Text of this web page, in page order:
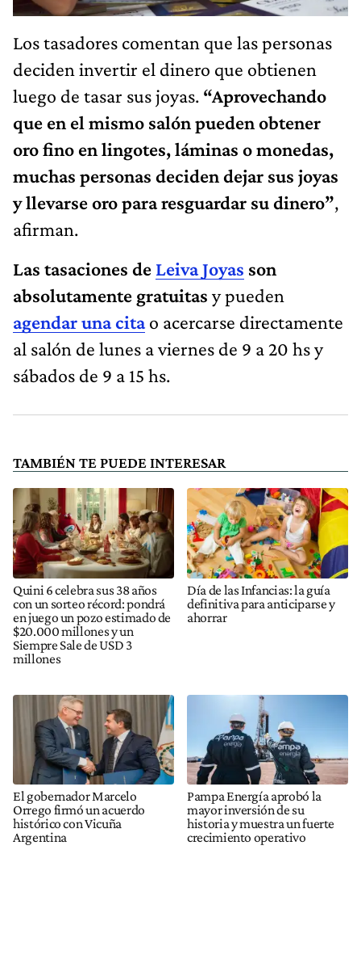
Los tasadores comentan que las personas
deciden invertir el dinero que obtienen
luego de tasar sus joyas. “Aprovechando
que en el mismo salón pueden obtener
oro fino en lingotes, láminas o monedas,
muchas personas deciden dejar sus joyas
y llevarse oro para resguardar su dinero”,
afirman.
Las tasaciones de Leiva Joyas son
absolutamente gratuitas y pueden
agendar una cita o acercarse directamente
al salón de lunes a viernes de 9 a 20 hs y
sábados de 9 a 15 hs.
TAMBIÉN TE PUEDE INTERESAR
Quini 6 celebra sus 38 años
con un sorteo récord: pondrá
en juego un pozo estimado de
$20.000 millones y un
Siempre Sale de USD 3
millones
Día de las Infancias: la guía
definitiva para anticiparse y
ahorrar
El gobernador Marcelo
Orrego firmó un acuerdo
histórico con Vicuña
Argentina
Pampa Energía aprobó la
mayor inversión de su
historia y muestra un fuerte
crecimiento operativo